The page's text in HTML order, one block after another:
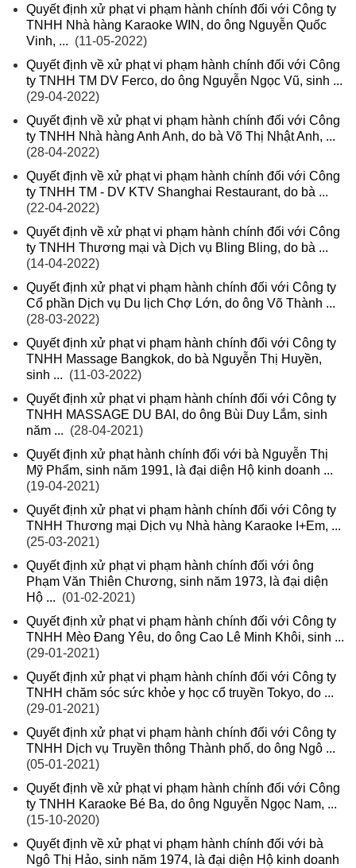
Quyết định xử phạt vi phạm hành chính đối với Công ty
TNHH Nhà hàng Karaoke WIN, do ông Nguyễn Quốc
Vinh, ... (11-05-2022)
Quyết định về xử phạt vi phạm hành chính đối với Công
ty TNHH TM DV Ferco, do ông Nguyễn Ngọc Vũ, sinh ...
(29-04-2022)
Quyết định về xử phạt vi phạm hành chính đối với Công
ty TNHH Nhà hàng Anh Anh, do bà Võ Thị Nhật Anh, ...
(28-04-2022)
Quyết định về xử phạt vi phạm hành chính đối với Công
ty TNHH TM - DV KTV Shanghai Restaurant, do bà ...
(22-04-2022)
Quyết định về xử phạt vi phạm hành chính đối với Công
ty TNHH Thương mại và Dịch vụ Bling Bling, do bà ...
(14-04-2022)
Quyết định xử phạt vi phạm hành chính đối với Công ty
Cổ phần Dịch vụ Du lịch Chợ Lớn, do ông Võ Thành ...
(28-03-2022)
Quyết định xử phạt vi phạm hành chính đối với Công ty
TNHH Massage Bangkok, do bà Nguyễn Thị Huyền,
sinh ... (11-03-2022)
Quyết định xử phạt vi phạm hành chính đối với Công ty
TNHH MASSAGE DU BAI, do ông Bùi Duy Lắm, sinh
năm ... (28-04-2021)
Quyết định xử phạt hành chính đối với bà Nguyễn Thị
Mỹ Phẩm, sinh năm 1991, là đại diện Hộ kinh doanh ...
(19-04-2021)
Quyết định xử phạt vi phạm hành chính đối với Công ty
TNHH Thương mại Dịch vụ Nhà hàng Karaoke I+Em, ...
(25-03-2021)
Quyết định xử phạt vi phạm hành chính đối với ông
Phạm Văn Thiên Chương, sinh năm 1973, là đại diện
Hộ ... (01-02-2021)
Quyết định xử phạt vi phạm hành chính đối với Công ty
TNHH Mèo Đang Yêu, do ông Cao Lê Minh Khôi, sinh ...
(29-01-2021)
Quyết định xử phạt vi phạm hành chính đối với Công ty
TNHH chăm sóc sức khỏe y học cổ truyền Tokyo, do ...
(29-01-2021)
Quyết định xử phạt vi phạm hành chính đối với Công ty
TNHH Dịch vụ Truyền thông Thành phố, do ông Ngô ...
(05-01-2021)
Quyết định về xử phạt vi phạm hành chính đối với Công
ty TNHH Karaoke Bé Ba, do ông Nguyễn Ngọc Nam, ...
(15-10-2020)
Quyết định về xử phạt vi phạm hành chính đối với bà
Ngô Thị Hảo, sinh năm 1974, là đại diện Hộ kinh doanh